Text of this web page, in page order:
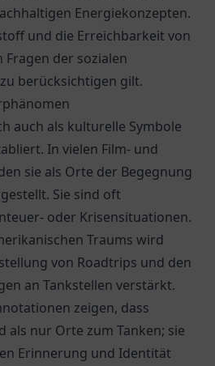
Energiekonzepten.
und die Erreichbarkeit von
Fragen der sozialen
berücksichtigen gilt.
auch als kulturelle Symbole
In vielen Film- und
sie als Orte der Begegnung
Sie sind oft
oder Krisensituationen.
Traums wird
von Roadtrips und den
an Tankstellen verstärkt.
zeigen, dass
als nur Orte zum Tanken; sie
Erinnerung und Identität